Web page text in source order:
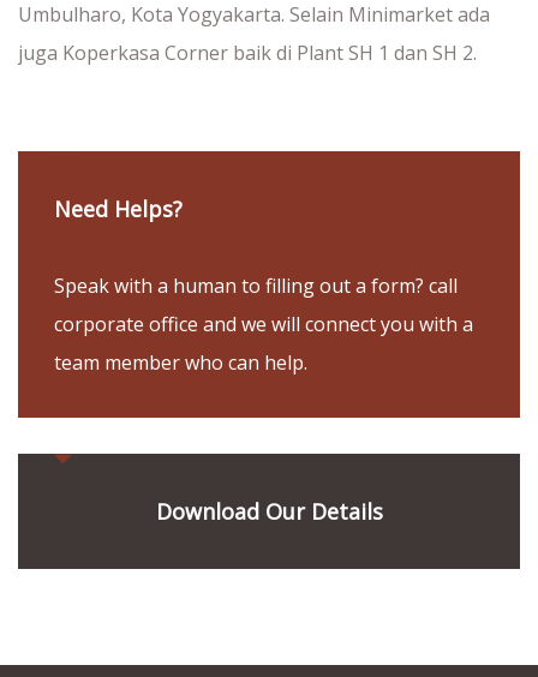
Umbulharo, Kota Yogyakarta. Selain Minimarket ada
juga Koperkasa Corner baik di Plant SH 1 dan SH 2.
Need Helps?
Speak with a human to filling out a form? call
corporate office and we will connect you with a
team member who can help.
Download Our Details